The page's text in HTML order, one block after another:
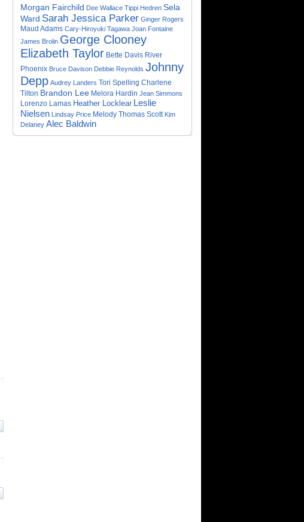
Morgan Fairchild Dee Wallace Tippi Hedren Sela
Ward Sarah Jessica Parker Ginger Rogers
Maud Adams Cary-Hiroyuki Tagawa Joan Fontaine
James Brolin George Clooney
Elizabeth Taylor Bette Davis River
Phoenix Bruce Davison Debbie Reynolds Johnny
Depp Audrey Landers Tori Spelling Charlene
Tilton Brandon Lee Melora Hardin Jean Simmons
Lorenzo Lamas Heather Locklear Leslie
Nielsen Lindsay Price Melody Thomas Scott Kim
Delaney Alec Baldwin